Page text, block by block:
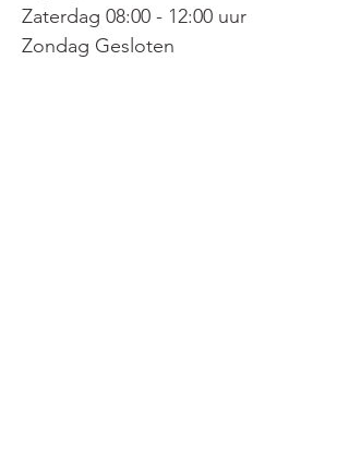
Zaterdag 08:00 - 12:00 uur
Zondag Gesloten